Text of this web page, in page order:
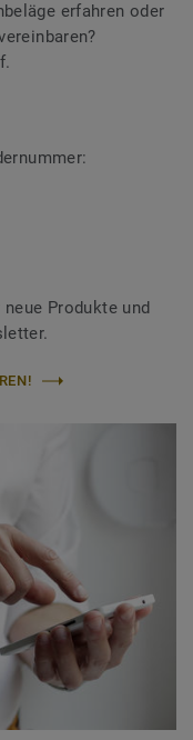
erfahren oder
Produkte und